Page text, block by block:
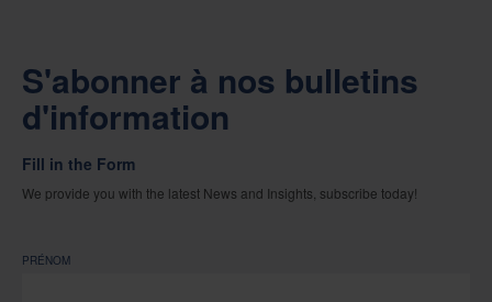
S'abonner à nos bulletins
d'information
Fill in the Form
We provide you with the latest News and Insights, subscribe today!
PRÉNOM